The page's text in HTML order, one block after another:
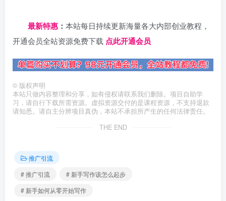
最新特惠 ： 本站每日持续更新海量各大内部创业教程，
开通会员全站资源免费下载 点此开通会员
© 版权声明
本站只做内容整理和分享，如有侵权请联系我们删除。项目自助学
习，请自行下载所需资源。虚拟资源交付的是课程资源，不支持退款
请知悉。请自主分辨项目真伪，本站不承担所产生的任何法律责任。
THE END
推广引流
# 推广引流
# 新手写作该怎么起步
# 新手如何从零开始写作